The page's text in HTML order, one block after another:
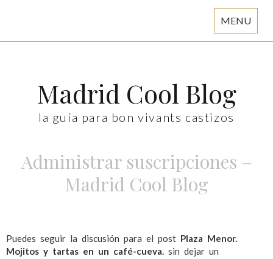
MENU
Madrid Cool Blog
la guía para bon vivants castizos
Administrar suscripciones –
Madrid Cool Blog
Puedes seguir la discusión para el post Plaza Menor.
Mojitos y tartas en un café-cueva. sin dejar un